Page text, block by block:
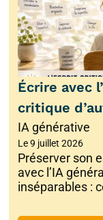
Écrire avec
critique
IA générative
Le9 juillet 2026
Préserver son
avec l’IA
inséparables :